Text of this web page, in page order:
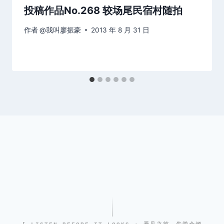
投稿作品No.268 较场尾民宿村随拍
作者@我叫廖振豪 2013 年 8 月 31 日